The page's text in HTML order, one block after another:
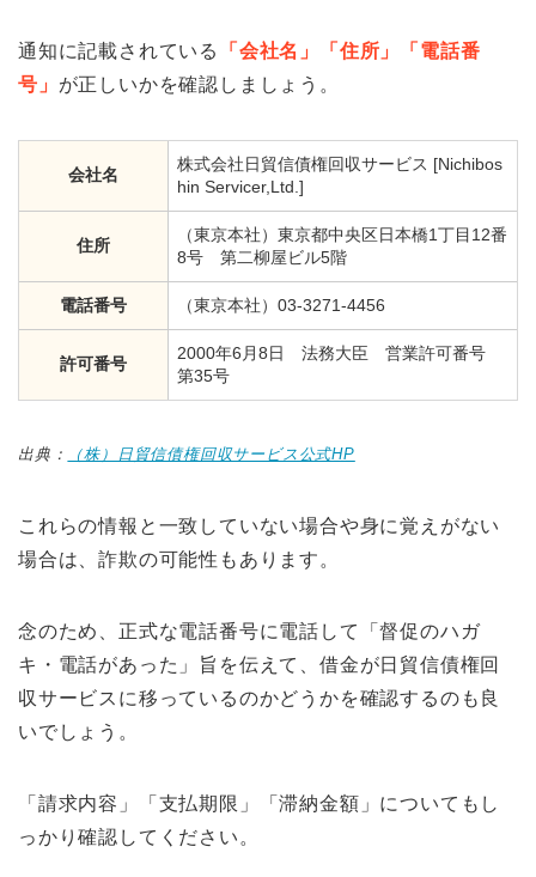
通知に記載されている
「会社名」「住所」「電話番
号」 が正しいかを確認しましょう。
会社名
株式会社日貿信債権回収サービス [Nichibos
hin Servicer,Ltd.]
住所
（東京本社）東京都中央区日本橋1丁目12番
8号 第二柳屋ビル5階
電話番号 （東京本社）03-3271-4456
許可番号
2000年6月8日 法務大臣 営業許可番号
第35号
出典： （株）日貿信債権回収サービス公式HP
これらの情報と一致していない場合や身に覚えがない
場合は、詐欺の可能性もあります。
念のため、正式な電話番号に電話して「督促のハガ
キ・電話があった」旨を伝えて、借金が日貿信債権回
収サービスに移っているのかどうかを確認するのも良
いでしょう。
「請求内容」「支払期限」「滞納金額」についてもし
っかり確認してください。